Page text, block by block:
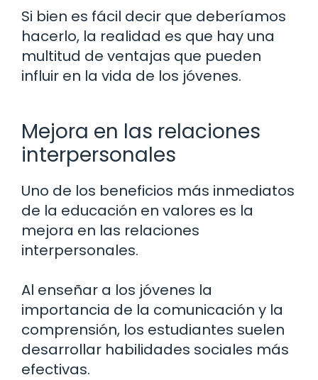
Si bien es fácil decir que deberíamos
hacerlo, la realidad es que hay una
multitud de ventajas que pueden
influir en la vida de los jóvenes.
Mejora en las relaciones
interpersonales
Uno de los beneficios más inmediatos
de la educación en valores es la
mejora en las relaciones
interpersonales.
Al enseñar a los jóvenes la
importancia de la comunicación y la
comprensión, los estudiantes suelen
desarrollar habilidades sociales más
efectivas.